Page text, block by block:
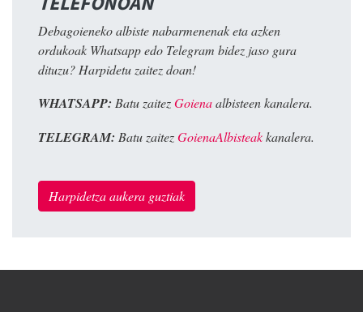
Debagoieneko albiste nabarmenenak eta azken
ordukoak Whatsapp edo Telegram bidez jaso gura
dituzu? Harpidetu zaitez doan!
WHATSAPP: Batu zaitezGoienaalbisteen kanalera.
TELEGRAM: Batu zaitezGoienaAlbisteakkanalera.
Harpidetza aukera guztiak